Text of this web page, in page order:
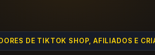
DE TIKTOK SHOP, AFILIADOS E